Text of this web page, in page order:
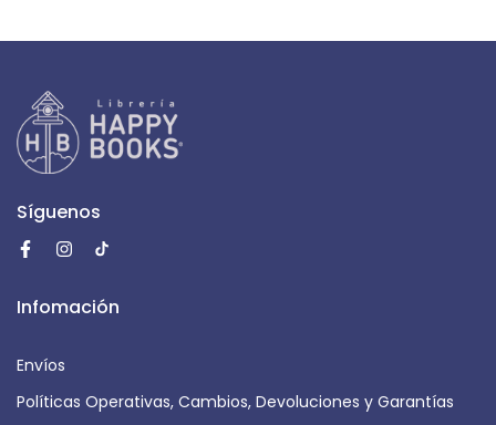
Síguenos
Infomación
Envíos
Políticas Operativas, Cambios, Devoluciones y Garantías